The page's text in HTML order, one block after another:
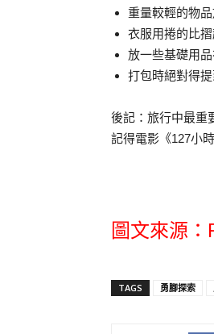
重量較輕的物
衣服用捲的比
放一些基礎用
打包時絕對得
後記：旅行中最重
記得電影《127小
圖文來源
TAGS 勇腳探索